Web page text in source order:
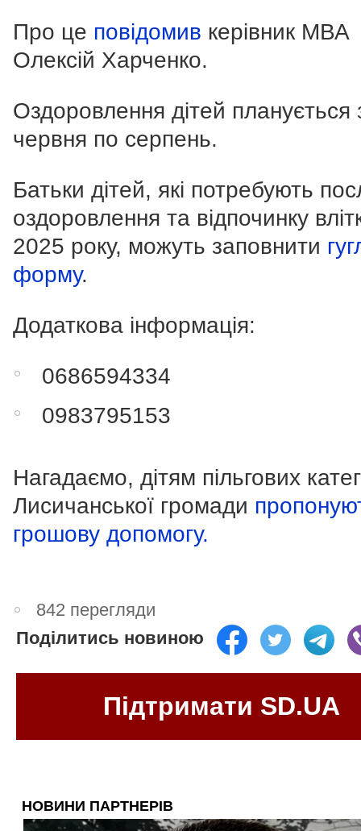
Про це повідомив керівник МВА
Олексій Харченко.
Оздоровлення дітей планується
червня по серпень.
Батьки дітей, які потребують
оздоровлення та відпочинку
2025 року, можуть заповнити
форму.
Додаткова інформація:
0686594334
0983795153
Нагадаємо, дітям пільгових
Лисичанської громади
грошову допомогу.
842 перегляди
Поділитись новиною
Підтримати SD.UA